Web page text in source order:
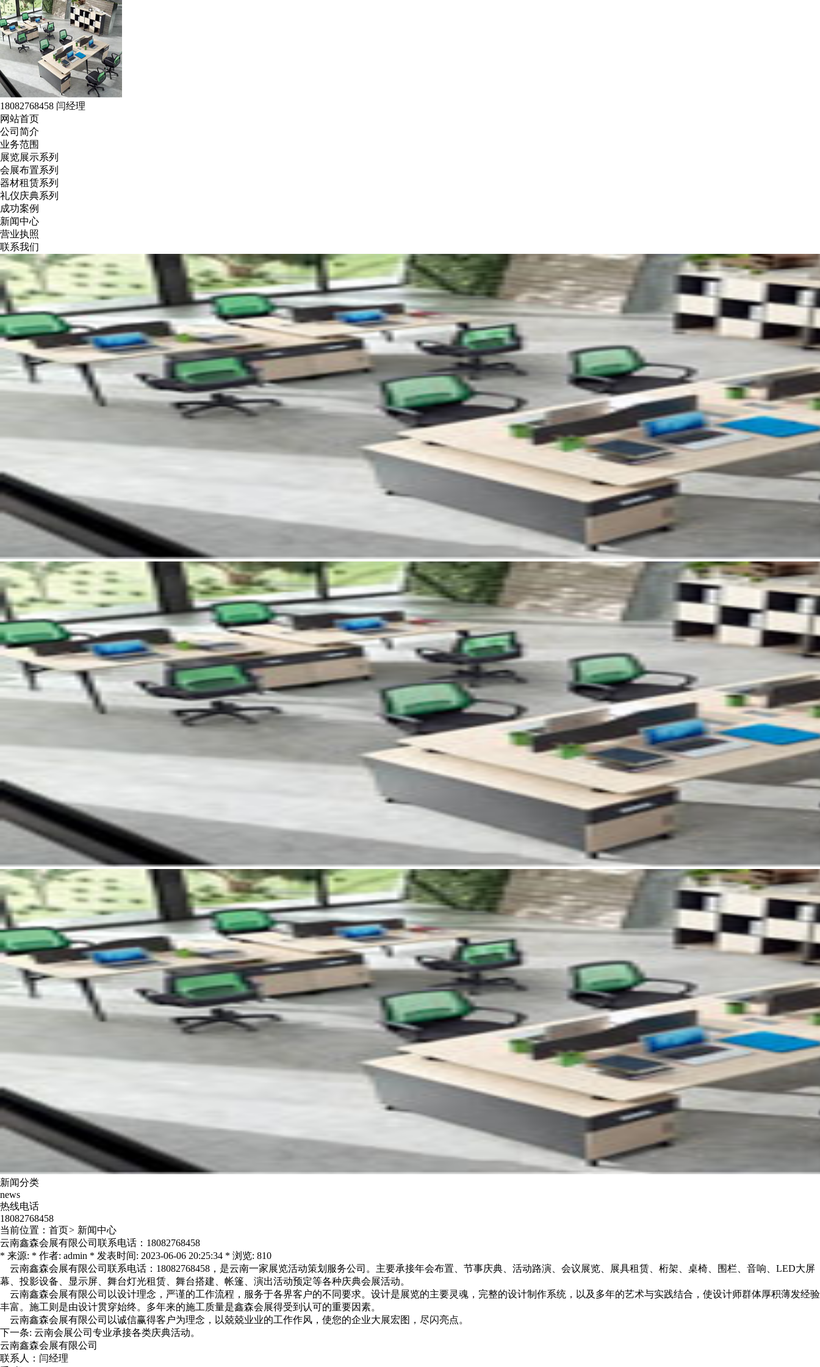
18082768458 闫经理
网站首页
公司简介
业务范围
展览展示系列
会展布置系列
器材租赁系列
礼仪庆典系列
成功案例
新闻中心
营业执照
联系我们
新闻分类
news
热线电话
18082768458
当前位置： 首页> 新闻中心
云南鑫森会展有限公司联系电话：18082768458
* 来源: * 作者: admin * 发表时间: 2023-06-06 20:25:34 * 浏览: 810
云南鑫森会展有限公司联系电话：18082768458，是云南一家展览活动策划服务公司。主要承接年会布置、节事庆典、活动路演、会议展览、展具租赁、桁架、桌椅、围栏、音响、LED大屏
幕、投影设备、显示屏、舞台灯光租赁、舞台搭建、帐篷、演出活动预定等各种庆典会展活动。
云南鑫森会展有限公司以设计理念，严谨的工作流程，服务于各界客户的不同要求。设计是展览的主要灵魂，完整的设计制作系统，以及多年的艺术与实践结合，使设计师群体厚积薄发经验
丰富。施工则是由设计贯穿始终。多年来的施工质量是鑫森会展得受到认可的重要因素。
云南鑫森会展有限公司以诚信赢得客户为理念，以兢兢业业的工作作风，使您的企业大展宏图，尽闪亮点。
下一条: 云南会展公司专业承接各类庆典活动。
云南鑫森会展有限公司
联系人：闫经理